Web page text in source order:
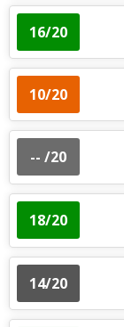
16/20
10/20
-- /20
18/20
14/20